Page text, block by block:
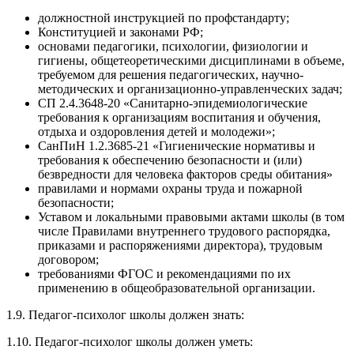
должностной инструкцией по профстандарту;
Конституцией и законами РФ;
основами педагогики, психологии, физиологии и
гигиены, общетеоретическими дисциплинами в объеме,
требуемом для решения педагогических, научно-
методических и организационно-управленческих задач;
СП 2.4.3648-20 «Санитарно-эпидемиологические
требования к организациям воспитания и обучения,
отдыха и оздоровления детей и молодежи»;
СанПиН 1.2.3685-21 «Гигиенические нормативы и
требования к обеспечению безопасности и (или)
безвредности для человека факторов среды обитания»
правилами и нормами охраны труда и пожарной
безопасности;
Уставом и локальными правовыми актами школы (в том
числе Правилами внутреннего трудового распорядка,
приказами и распоряжениями директора), трудовым
договором;
требованиями ФГОС и рекомендациями по их
применению в общеобразовательной организации.
1.9. Педагог-психолог школы должен знать:
1.10. Педагог-психолог школы должен уметь: